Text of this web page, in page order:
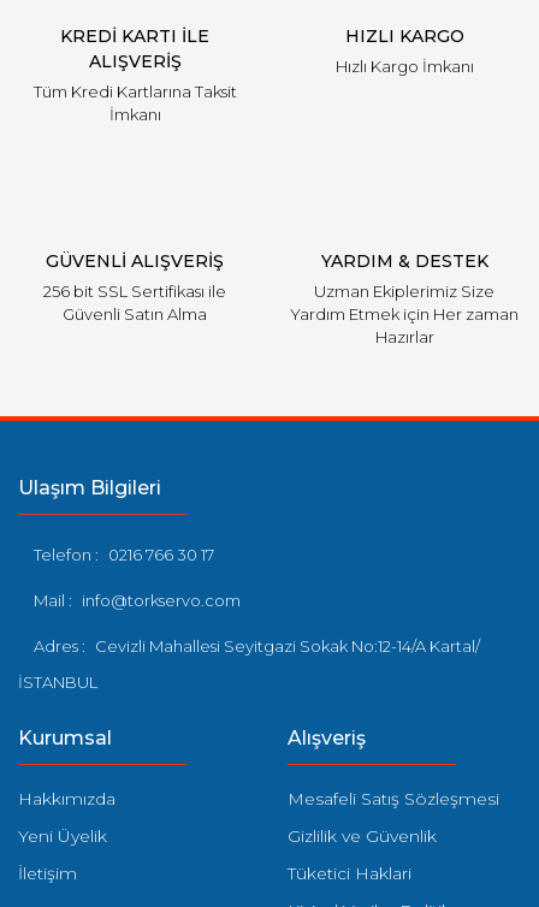
Bu ürüne benzer farklı alternatifler olmalı.
KREDİ KARTI İLE
ALIŞVERİŞ
Tüm Kredi Kartlarına Taksit
İmkanı
HIZLI KARGO
Hızlı Kargo İmkanı
GÜVENLİ ALIŞVERİŞ
256 bit SSL Sertifikası ile
Güvenli Satın Alma
YARDIM & DESTEK
Uzman Ekiplerimiz Size
Yardım Etmek için Her zaman
Hazırlar
Ulaşım Bilgileri
Telefon : 0216 766 30 17
Mail : info@torkservo.com
Adres :
Cevizli Mahallesi Seyitgazi Sokak No:12-14/A Kartal/
İSTANBUL
Kurumsal
Hakkımızda
Yeni Üyelik
İletişim
Alışveriş
Mesafeli Satış Sözleşmesi
Gizlilik ve Güvenlik
Tüketici Haklari